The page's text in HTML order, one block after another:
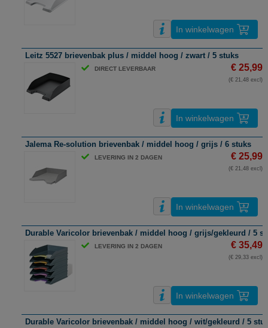
In winkelwagen
Leitz 5527 brievenbak plus / middel hoog / zwart / 5 stuks
DIRECT LEVERBAAR € 25,99
(€ 21,48 excl)
In winkelwagen
Jalema Re-solution brievenbak / middel hoog / grijs / 6 stuks
LEVERING IN 2 DAGEN € 25,99
(€ 21,48 excl)
In winkelwagen
Durable Varicolor brievenbak / middel hoog / grijs/gekleurd / 5
LEVERING IN 2 DAGEN € 35,49
(€ 29,33 excl)
In winkelwagen
Durable Varicolor brievenbak / middel hoog / wit/gekleurd / 5